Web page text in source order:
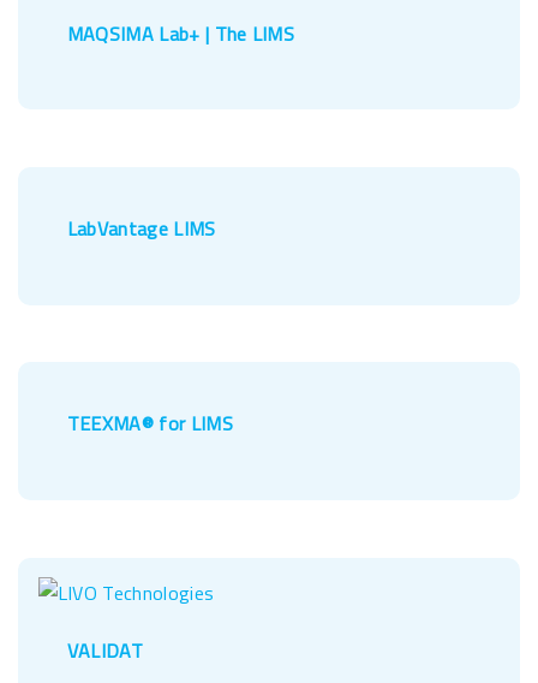
MAQSIMA Lab+ | The LIMS
LabVantage LIMS
TEEXMA® for LIMS
VALIDAT